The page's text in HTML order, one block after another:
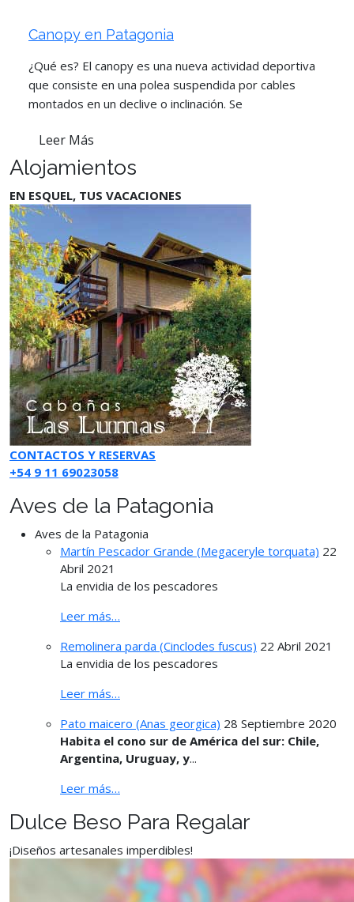
Canopy en Patagonia
¿Qué es? El canopy es una nueva actividad deportiva
que consiste en una polea suspendida por cables
montados en un declive o inclinación. Se
Leer Más
Alojamientos
EN ESQUEL, TUS VACACIONES
CONTACTOS Y RESERVAS
+54 9 11 69023058
Aves de la Patagonia
Aves de la Patagonia
Martín Pescador Grande (Megaceryle torquata) 22
Abril 2021
La envidia de los pescadores
Leer más…
Remolinera parda (Cinclodes fuscus) 22 Abril 2021
La envidia de los pescadores
Leer más…
Pato maicero (Anas georgica) 28 Septiembre 2020
Habita el cono sur de América del sur: Chile,
Argentina, Uruguay, y...
Leer más…
Dulce Beso Para Regalar
¡Diseños artesanales imperdibles!